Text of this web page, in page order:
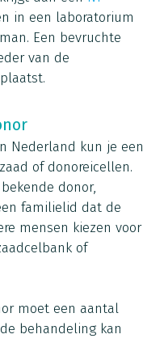
in een laboratorium
Een bevruchte
van de
Nederland kun je een
of donoreicellen.
donor,
familielid dat de
mensen kiezen voor
of
moet een aantal
behandeling kan